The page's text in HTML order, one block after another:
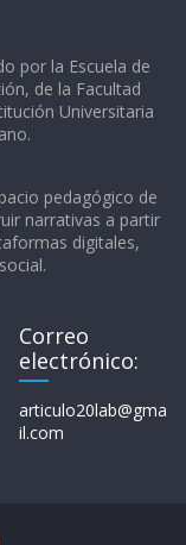
por la Escuela de
de la Facultad
Universitaria
pedagógico de
narrativas a partir
digitales,
Correo
electrónico:
articulo20lab@gma
il.com